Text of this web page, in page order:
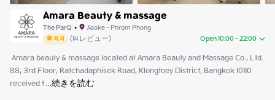
Amara Beauty & massage
The ParQ • Asoke - Phrom Phong
4.4 (14レビュー) Open 10:00 - 22:00
Saturday 10:00 - 22:00
Sunday 10:00 - 22:00
Monday
88, 3rd Floor, Ratchadaphisek Road, Klongtoey District, Bangkok 10110
received t ...続きを読む